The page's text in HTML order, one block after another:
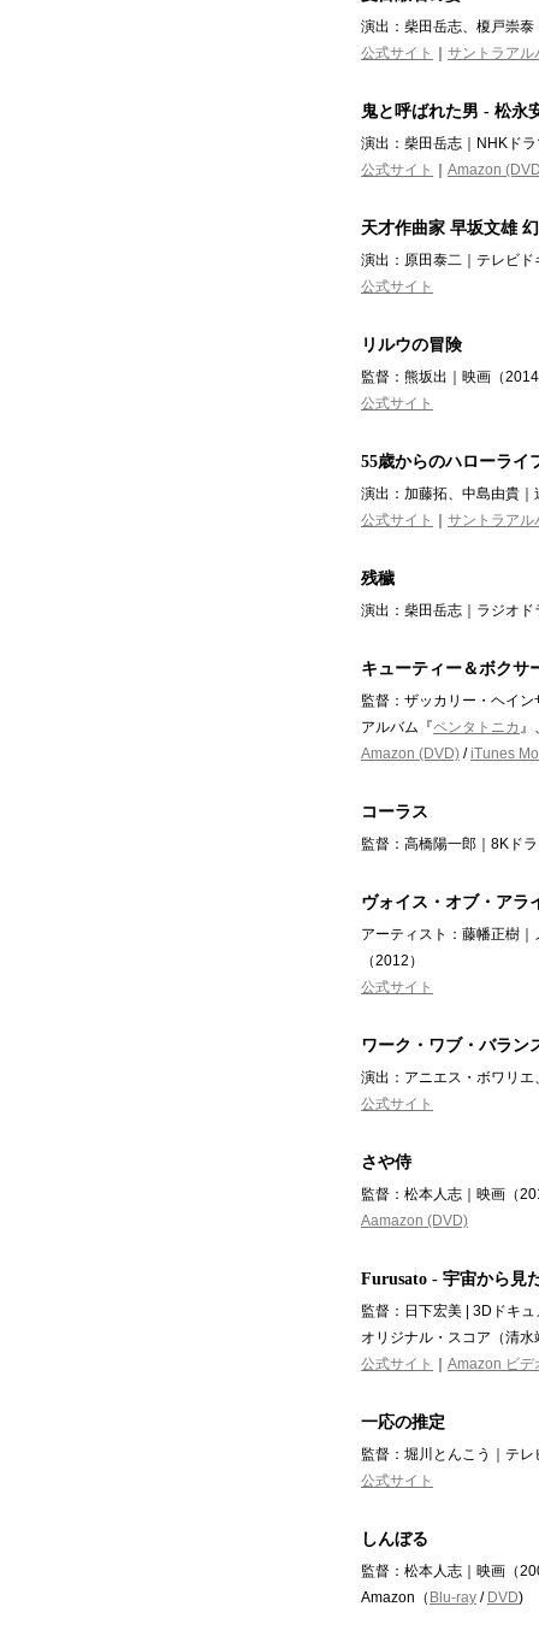
演出：柴田岳志、榎戸崇
公式サイト
サントラアル
鬼と呼ばれた男 - 松永
演出：柴田岳志｜NHKド
公式サイト
Amazon
天才作曲家 早坂文雄
演出：原田泰二｜テレビ
公式サイト
リルウの冒険
監督：熊坂出｜映画（
公式サイト
55歳からのハローライ
演出：加藤拓、中島由貴
公式サイト
サントラアル
残穢
演出：柴田岳志｜ラジオ
キューティー＆ボクサ
監督：ザッカリー・ヘイ
アルバム『ペンタトニカ 』
Amazon (DVD) /iTunes
コーラス
監督：高橋陽一郎｜8Kド
ヴォイス・オブ・アラ
アーティスト：藤幡正樹
（2012）
公式サイト
ワーク・ワブ・バラン
演出：アニエス・ボワリ
公式サイト
さや侍
監督：松本人志｜映画（
Aamazon (DVD)
Furusato - 宇宙から見
監督：日下宏美 | 3Dドキ
オリジナル・スコア（清
公式サイト
Amazon ビデ
一応の推定
監督：堀川とんこう｜テ
公式サイト
しんぼる
監督：松本人志｜映画（
Amazon（ Blu-ray / DVD)